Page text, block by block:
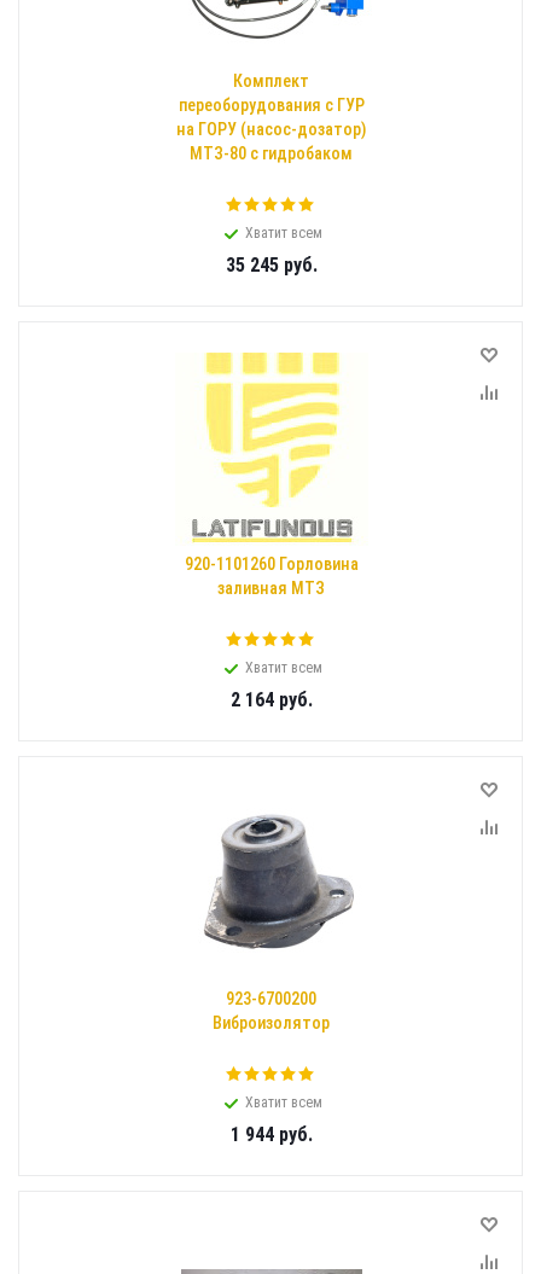
Комплект
переоборудования с ГУР
на ГОРУ (насос-дозатор)
МТЗ-80 с гидробаком
Хватит всем
35 245руб.
920-1101260 Горловина
заливная МТЗ
Хватит всем
2 164руб.
923-6700200
Виброизолятор
Хватит всем
1 944руб.